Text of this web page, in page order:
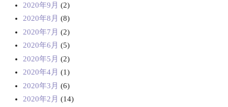
2020年9月 (2)
2020年8月 (8)
2020年7月 (2)
2020年6月 (5)
2020年5月 (2)
2020年4月 (1)
2020年3月 (6)
2020年2月 (14)